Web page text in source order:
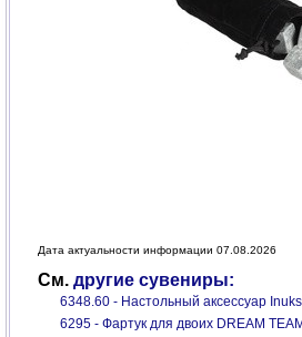
Дата актуальности информации 07.08.2026
См. другие сувениры:
6348.60 - Настольный аксессуар
6295 - Фартук для двоих DREAM